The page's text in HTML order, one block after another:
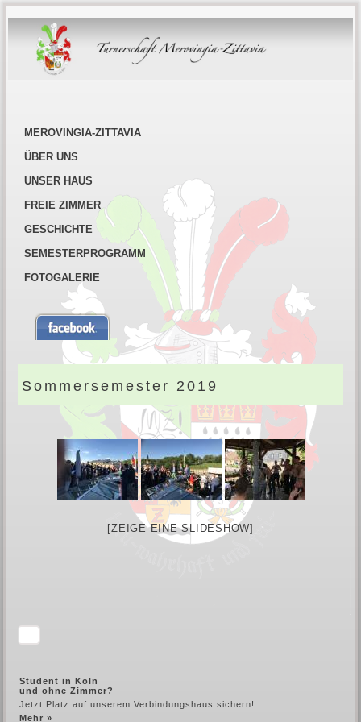
MEROVINGIA-ZITTAVIA
ÜBER UNS
UNSER HAUS
FREIE ZIMMER
GESCHICHTE
SEMESTERPROGRAMM
FOTOGALERIE
Sommersemester 2019
[ZEIGE EINE SLIDESHOW]
Student in Köln
und ohne Zimmer?
Jetzt Platz auf unserem Verbindungshaus sichern!
Mehr »